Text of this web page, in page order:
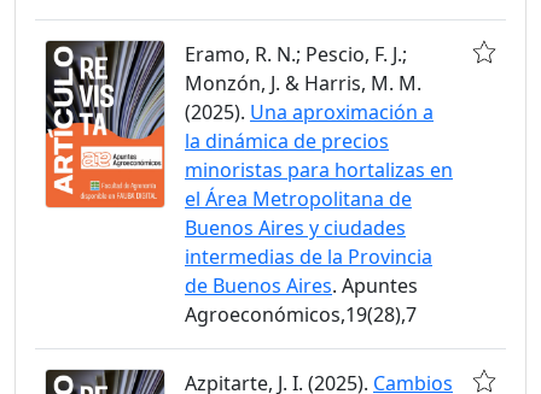
Eramo, R. N.; Pescio, F. J.;
Monzón, J. & Harris, M. M.
(2025). Una aproximación a
la dinámica de precios
minoristas para hortalizas en
el Área Metropolitana de
Buenos Aires y ciudades
intermedias de la Provincia
de Buenos Aires. Apuntes
Agroeconómicos,19(28),7
Azpitarte, J. I. (2025). Cambios